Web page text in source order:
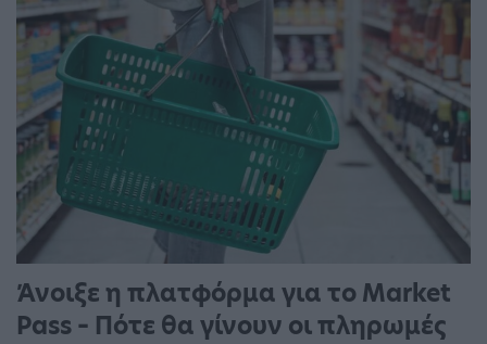
Άνοιξε η πλατφόρμα για το Market
Pass – Πότε θα γίνουν οι πληρωμές